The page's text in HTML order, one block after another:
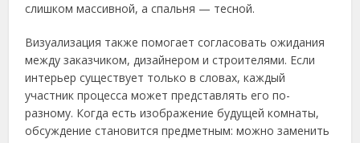
слишком массивной, а спальня — тесной.
Визуализация также помогает согласовать ожидания
между заказчиком, дизайнером и строителями. Если
интерьер существует только в словах, каждый
участник процесса может представлять его по-
разному. Когда есть изображение будущей комнаты,
обсуждение становится предметным: можно заменить